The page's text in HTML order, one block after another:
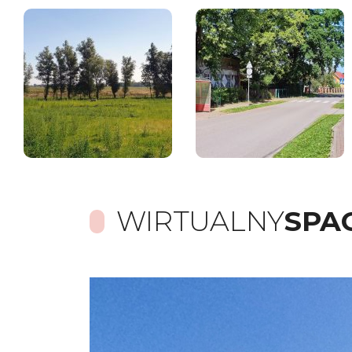
WIRTUALNY